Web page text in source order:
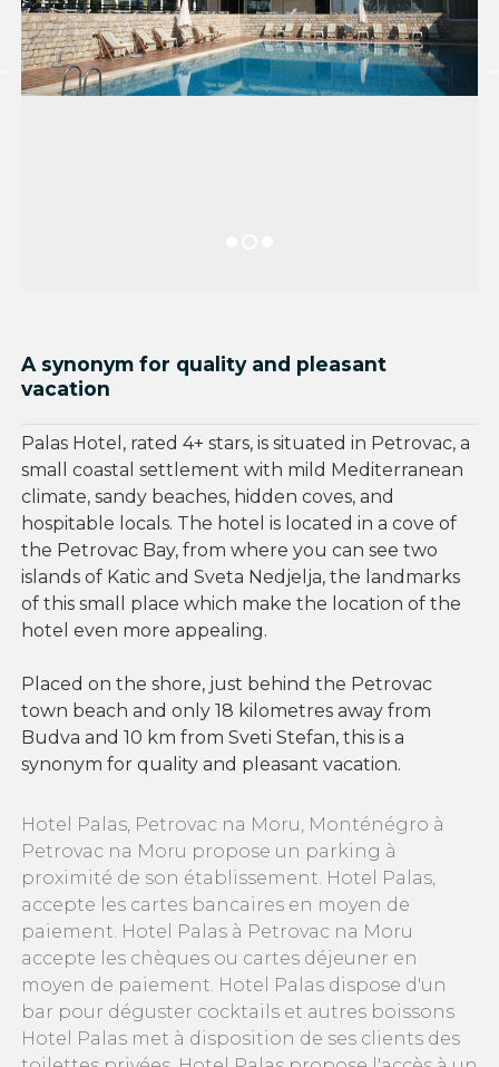
A synonym for quality and pleasant
vacation
Palas Hotel, rated 4+ stars, is situated in Petrovac, a
small coastal settlement with mild Mediterranean
climate, sandy beaches, hidden coves, and
hospitable locals. The hotel is located in a cove of
the Petrovac Bay, from where you can see two
islands of Katic and Sveta Nedjelja, the landmarks
of this small place which make the location of the
hotel even more appealing.
Placed on the shore, just behind the Petrovac
town beach and only 18 kilometres away from
Budva and 10 km from Sveti Stefan, this is a
synonym for quality and pleasant vacation.
Hotel Palas, Petrovac na Moru, Monténégro à
Petrovac na Moru propose un parking à
proximité de son établissement. Hotel Palas,
accepte les cartes bancaires en moyen de
paiement. Hotel Palas à Petrovac na Moru
accepte les chèques ou cartes déjeuner en
moyen de paiement. Hotel Palas dispose d'un
bar pour déguster cocktails et autres boissons
Hotel Palas met à disposition de ses clients des